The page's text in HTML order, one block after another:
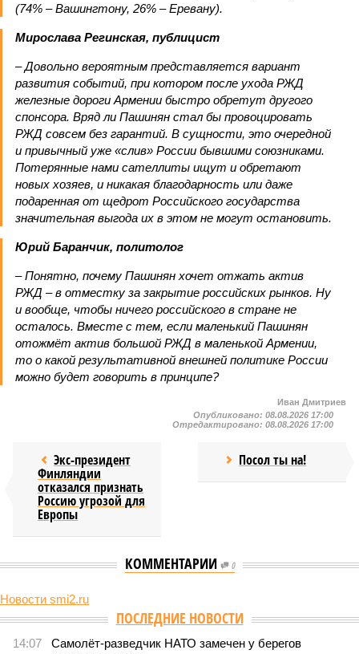
(74% – Вашингтону, 26% – Еревану).
Мирослава Регинская, публицист
– Довольно вероятным представляется вариант
развития событий, при котором после ухода РЖД
железные дороги Армении быстро обретут другого
спонсора. Вряд ли Пашинян стал бы провоцировать
РЖД совсем без гарантий. В сущности, это очередной
и привычный уже «слив» России бывшими союзниками.
Потерянные нами сателлиты ищут и обретают
новых хозяев, и никакая благодарность или даже
подаренная от щедрот Российского государства
значительная выгода их в этом не могут остановить.
Юрий Баранчик, политолог
– Понятно, почему Пашинян хочет отжать актив
РЖД – в отместку за закрытие российских рынков. Ну
и вообще, чтобы ничего российского в стране не
осталось. Вместе с тем, если маленький Пашинян
отожмёт актив большой РЖД в маленькой Армении,
то о какой результативной внешней политике России
можно будет говорить в принципе?
Иван Дмитриев
Опубликовано: 08.08.2026 17:00
Отредактировано: 08.08.2026 17:00
Экс-президент
Финляндии
отказался признать
Россию угрозой для
Европы
Посол ты на!
КОММЕНТАРИИ 0
Новости smi2.ru
В нескольких станциях от уже сданного
«Сказочного леса» пайщики ЖК «Станция Л» продолжают ждать от
компании Capital Group начала реальной достройки